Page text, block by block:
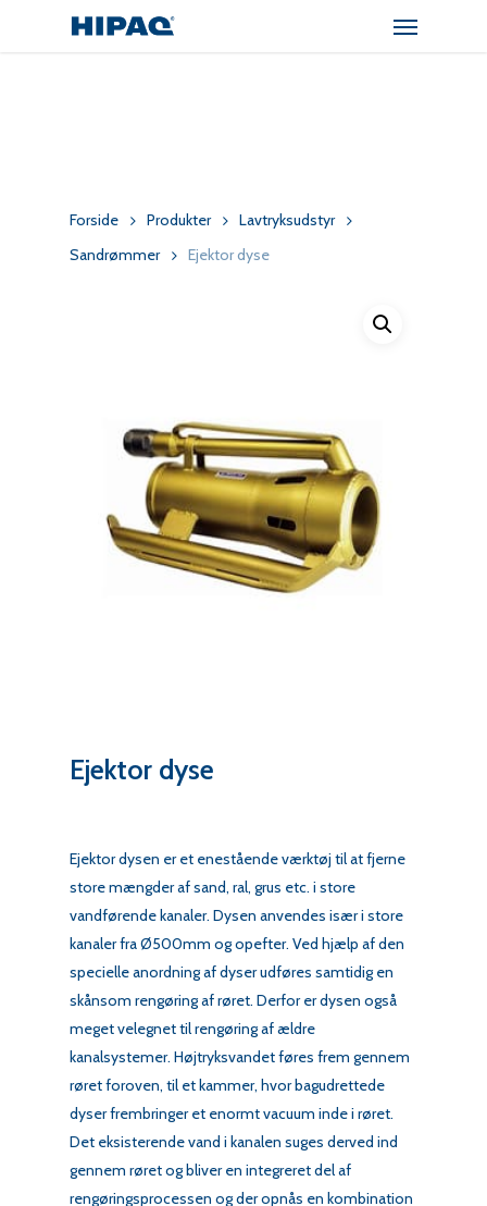
Menu
Forside Produkter
Lavtryksudstyr
Sandrømmer
Ejektor dyse
Ejektor dyse
Ejektor dysen er et enestående værktøj til at fjerne
store mængder af sand, ral, grus etc. i store
vandførende kanaler. Dysen anvendes især i store
kanaler fra Ø500mm og opefter. Ved hjælp af den
specielle anordning af dyser udføres samtidig en
skånsom rengøring af røret. Derfor er dysen også
meget velegnet til rengøring af ældre
kanalsystemer. Højtryksvandet føres frem gennem
røret foroven, til et kammer, hvor bagudrettede
dyser frembringer et enormt vacuum inde i røret.
Det eksisterende vand i kanalen suges derved ind
gennem røret og bliver en integreret del af
rengøringsprocessen og der opnås en kombination